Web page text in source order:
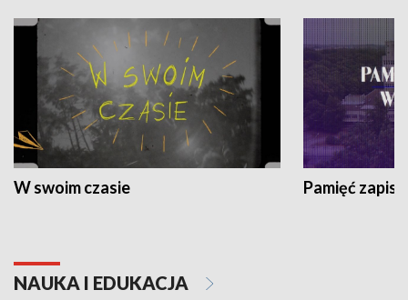
W swoim czasie Pamięć
NAUKA I EDUKACJA